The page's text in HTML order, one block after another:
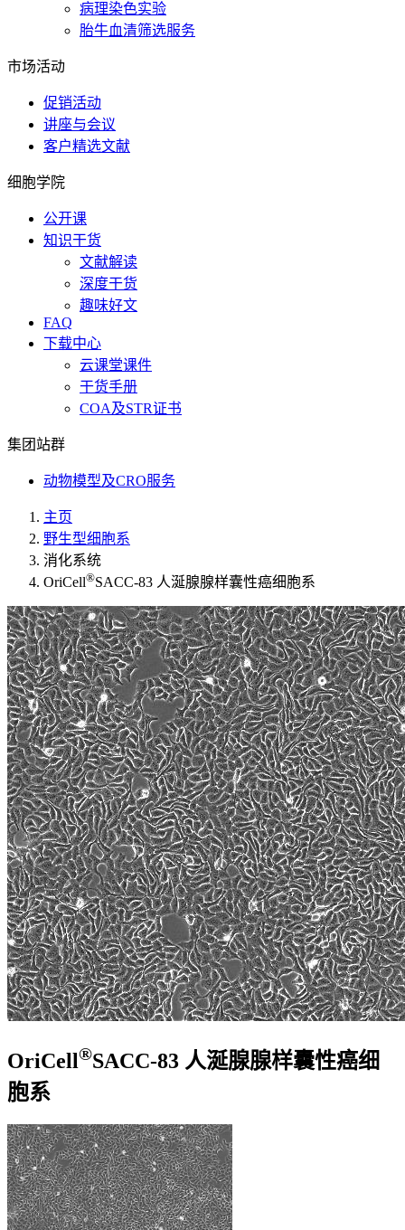
病理染色实验
胎牛血清筛选服务
市场活动
促销活动
讲座与会议
客户精选文献
细胞学院
公开课
知识干货
文献解读
深度干货
趣味好文
FAQ
下载中心
云课堂课件
干货手册
COA及STR证书
集团站群
动物模型及CRO服务
主页
野生型细胞系
消化系统
OriCell®SACC-83 人涎腺腺样囊性癌细胞系
OriCell®SACC-83 人涎腺腺样囊性癌细
胞系